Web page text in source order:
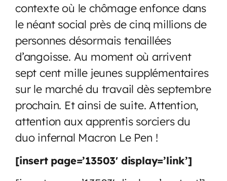
contexte où le chômage enfonce dans
le néant social près de cinq millions de
personnes désormais tenaillées
d’angoisse. Au moment où arrivent
sept cent mille jeunes supplémentaires
sur le marché du travail dès septembre
prochain. Et ainsi de suite. Attention,
attention aux apprentis sorciers du
duo infernal Macron Le Pen !
[insert page=’13503′ display=’link’]